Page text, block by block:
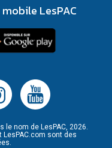
LesPAC
nom de LesPAC, 2026.
LesPAC.com sont des